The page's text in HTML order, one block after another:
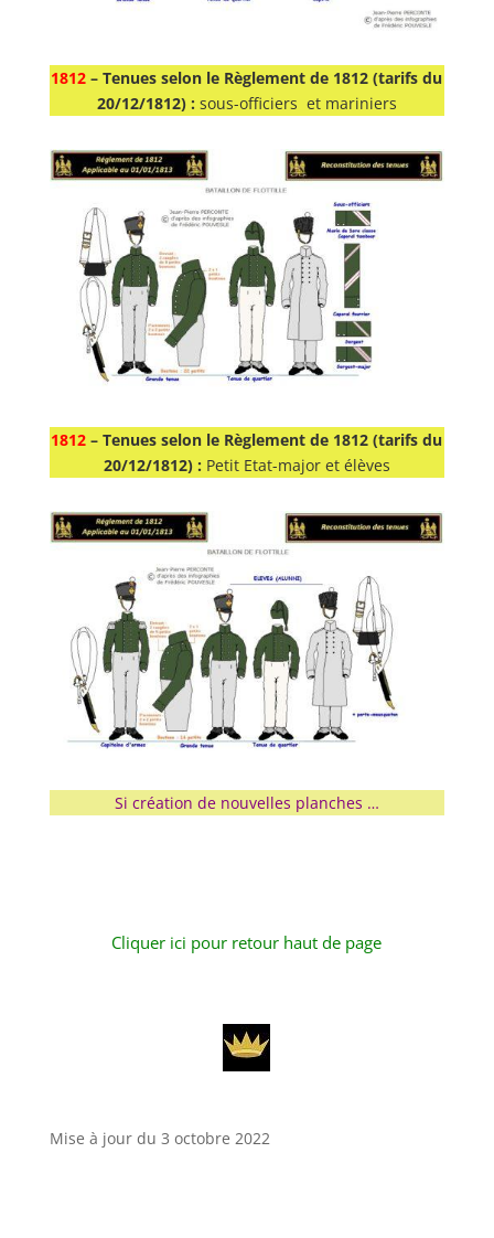
1812–Tenues selon le Règlement de 1812 (tarifs du
20/12/1812) : sous-officiers et mariniers
1812–Tenues selon le Règlement de 1812 (tarifs du
20/12/1812) : Petit Etat-major et élèves
Si création de nouvelles planches …
Cliquer ici pour retour haut de page
Mise à jour du 3 octobre 2022